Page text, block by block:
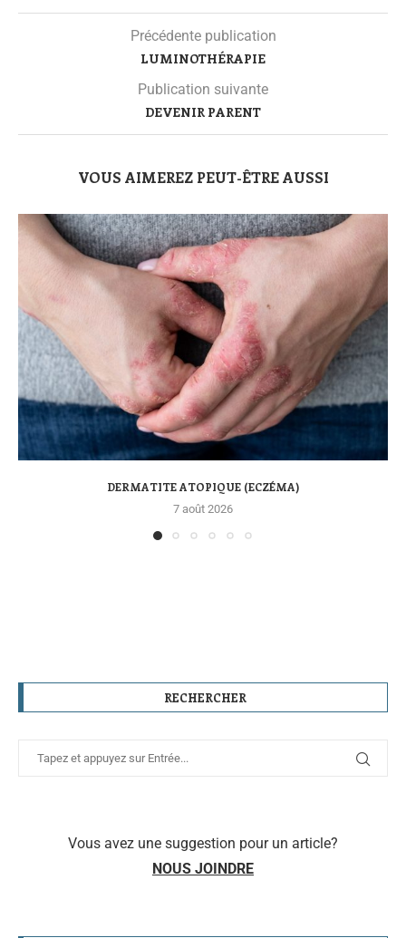
Précédente publication
LUMINOTHÉRAPIE
Publication suivante
DEVENIR PARENT
VOUS AIMEREZ PEUT-ÊTRE AUSSI
DERMATITE ATOPIQUE (ECZÉMA)
7 août 2026
RECHERCHER
Vous avez une suggestion pour un article?
NOUS JOINDRE